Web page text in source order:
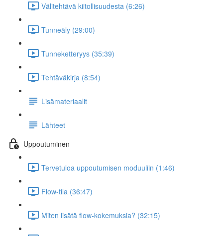
Välitehtävä kiitollisuudesta (6:26)
Tunneäly (29:00)
Tunneketteryys (35:39)
Tehtäväkirja (8:54)
Lisämateriaalit
Lähteet
Uppoutuminen
Tervetuloa uppoutumisen moduuliin (1:46)
Flow-tila (36:47)
Miten lisätä flow-kokemuksia? (32:15)